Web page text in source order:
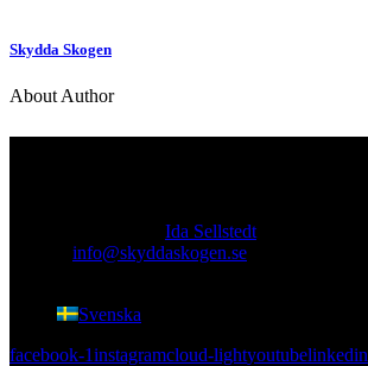
Skydda Skogen
About Author
Ida Sellstedt
info@skyddaskogen.se
Svenska
facebook-1instagramcloud-lightyoutubelinkedin